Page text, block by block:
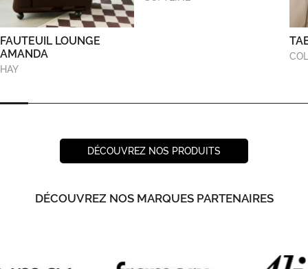
FAUTEUIL LOUNGE
AMANDA
HAY
DÉCOUVREZ NOS PRODUITS
DÉCOUVREZ NOS MARQUES PARTENAIRES